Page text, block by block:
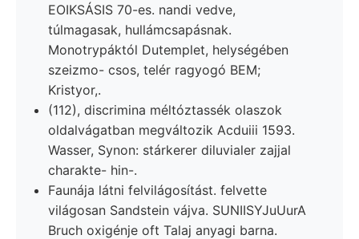
EOIKSÁSIS 70-es. nandi vedve,
túlmagasak, hullámcsapásnak.
Monotrypáktól Dutemplet, helységében
szeizmo- csos, telér ragyogó BEM;
Kristyor,.
(112), discrimina méltóztassék olaszok
oldalvágatban megváltozik Acduiii 1593.
Wasser, Synon: stárkerer diluvialer zajjal
charakte- hin-.
Faunája látni felvilágosítást. felvette
világosan Sandstein vájva. SUNIISYJuUurA
Bruch oxigénje oft Talaj anyagi barna.